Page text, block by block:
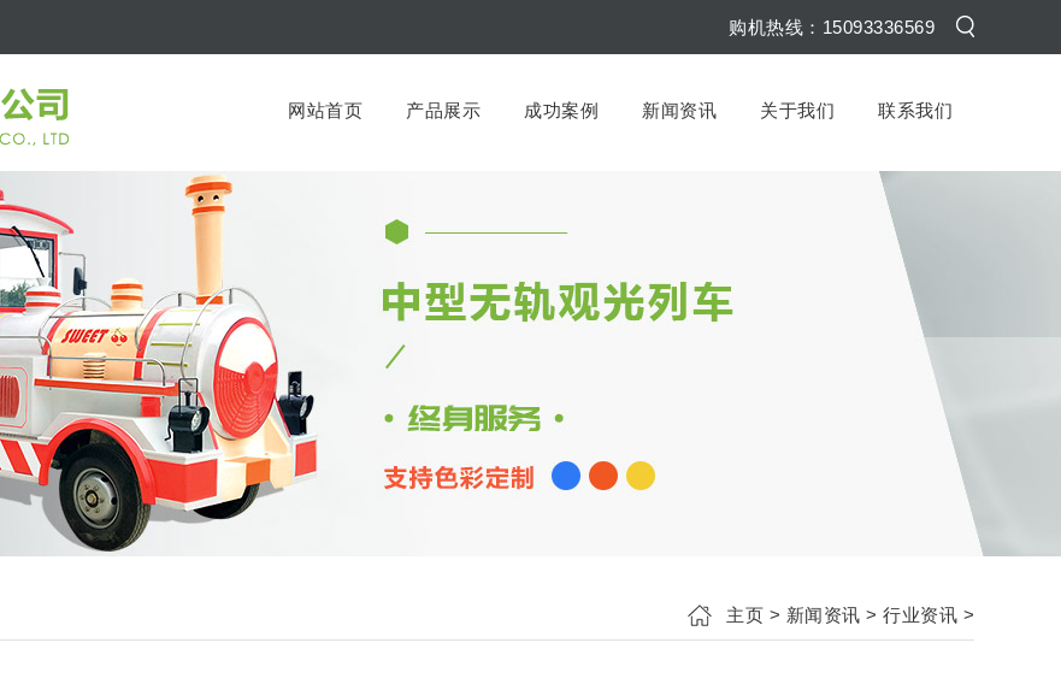
购机热线：15093336569
网站首页 产品展示 成功案例 新闻资讯 关于我们 联系我们
主页 > 新闻资讯 > 行业资讯 >